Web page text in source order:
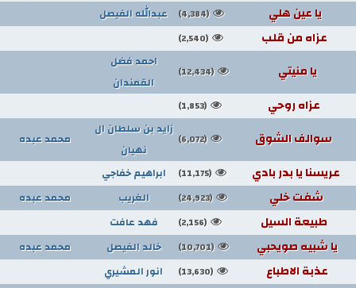
يا عين هلي (4,384) عبدالله الفيصل
عزاه من قلب (2,540)
يا منيتي (12,434)
احمد فضل
القمندان
عزاه روحي (1,853)
سوالف الشوق (6,072)
زايد بن سلطان ال
نهيان
محمد عبده
عريسنا يا بدر بادي (11,175) ابراهيم خفاجي
شفت خلي (24,923) الغريب محمد عبده
طبيعة السيل (2,156) فهد عافت
يا شبيه صويحبي (10,701) خالد الفيصل محمد عبده
عذبة الاطباع (13,630) انور المشيري